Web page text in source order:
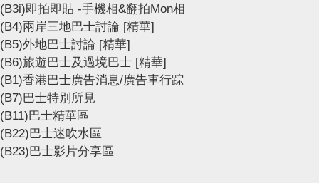
(B3i)即拍即貼 -手機相&翻拍Mon相
(B4)兩岸三地巴士討論 [精華]
(B5)外地巴士討論 [精華]
(B6)旅遊巴士及過境巴士 [精華]
(B1)香港巴士廣告消息/廣告車行踪
(B7)巴士特別所見
(B11)巴士精華區
(B22)巴士迷吹水區
(B23)巴士影片分享區